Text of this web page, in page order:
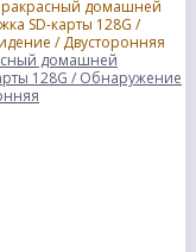
домашней
128G / Обнаружение